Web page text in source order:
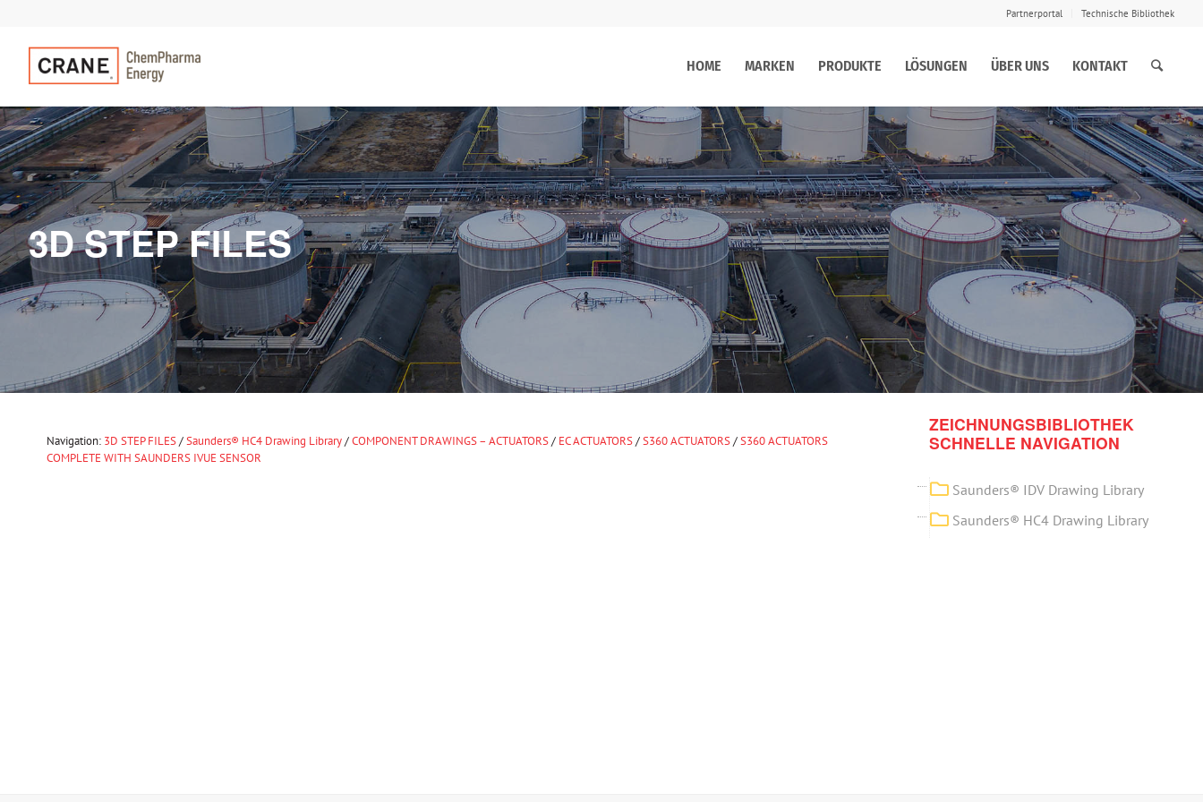
Partnerportal Technische Bibliothek
HOME MARKEN PRODUKTE LÖSUNGEN ÜBER UNS KONTAKT
3D STEP FILES
Navigation: 3D STEP FILES/Saunders® HC4 Drawing Library/COMPONENT DRAWINGS – ACTUATORS/ EC ACTUATORS/S360 ACTUATORS/S360 ACTUATORS
COMPLETE WITH SAUNDERS IVUE SENSOR
ZEICHNUNGSBIBLIOTHEK
SCHNELLE NAVIGATION
Saunders® IDV Drawing Library
Saunders® HC4 Drawing Library